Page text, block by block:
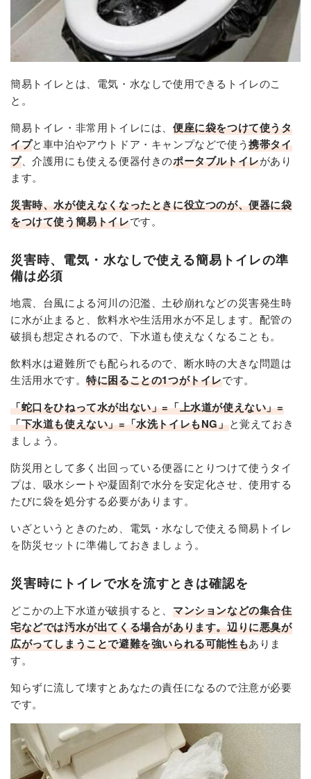
簡易トイレとは、電気・水なしで使用できるトイレのこ
と。
簡易トイレ・非常用トイレには、 便座に袋をつけて使うタ
イプと車中泊やアウトドア・キャンプなどで使う携帯タイ
プ、介護用にも使える便器付きのポータブルトイレがあり
ます。
災害時、水が使えなくなったときに役立つのが、便器に袋
をつけて使う簡易トイレです。
災害時、電気・水なしで使える簡易トイレの準
備は必須
地震、台風による河川の氾濫、土砂崩れなどの災害発生時
に水が止まると、飲料水や生活用水が不足します。配管の
破損も想定されるので、下水道も使えなくなることも。
飲料水は避難所でも配られるので、断水時の大きな問題は
生活用水です。特に困ることの1つがトイレです。
「蛇口をひねって水が出ない」=「上水道が使えない」=
「下水道も使えない」=「水洗トイレもNG」と覚えておき
ましょう。
防災用として多く出回っている便器にとりつけて使うタイ
プは、吸水シートや凝固剤で水分を安定化させ、使用する
たびに袋を処分する必要があります。
いざというときのため、電気・水なしで使える簡易トイレ
を防災セットに準備しておきましょう。
災害時にトイレで水を流すときは確認を
どこかの上下水道が破損すると、 マンションなどの集合住
宅などでは汚水が出てくる場合があります。辺りに悪臭が
広がってしまうことで避難を強いられる可能性もありま
す。
知らずに流して壊すとあなたの責任になるので注意が必要
です。